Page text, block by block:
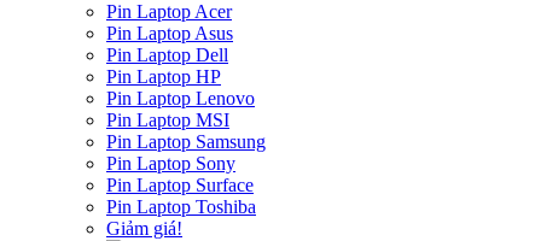
Pin Laptop Acer
Pin Laptop Asus
Pin Laptop Dell
Pin Laptop HP
Pin Laptop Lenovo
Pin Laptop MSI
Pin Laptop Samsung
Pin Laptop Sony
Pin Laptop Surface
Pin Laptop Toshiba
Giảm giá!